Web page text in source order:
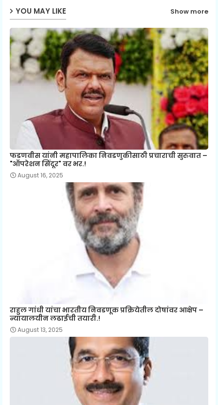
YOU MAY LIKE Show more
फडणवीस यांनी महापालिका निवडणुकीसाठी प्रचाराची सुरुवात –
"ऑपरेशन सिंदूर" वर भर.!
August 16, 2025
राहुल गांधी यांचा भारतीय निवडणूक प्रक्रियेतील दोषांवर आक्षेप –
न्यायालयीन लढाईची तयारी.!
August 13, 2025